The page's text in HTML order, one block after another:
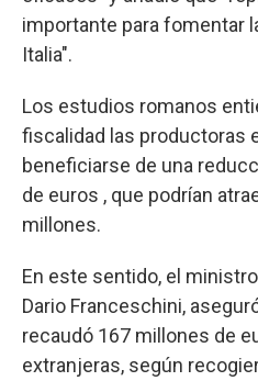
importante para fomentar
Italia".
Los estudios romanos
fiscalidad las productoras
beneficiarse de una
de euros , que podrían
millones.
En este sentido, el
Dario Franceschini,
recaudó 167 millones de
extranjeras, según